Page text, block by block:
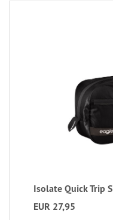
Isolate Quick Trip S
EUR 27,95